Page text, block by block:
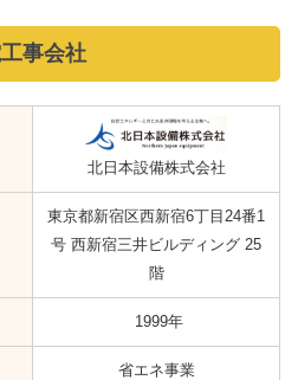
事会社
北日本設備株式会社
東京都新宿区西新宿6丁目24番1
号 西新宿三井ビルディング 25
階
1999年
省エネ事業